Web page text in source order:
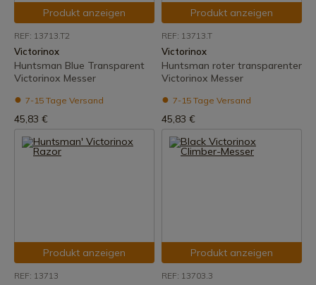
Produkt anzeigen
REF: 13713.T2
Victorinox
Huntsman Blue Transparent
Victorinox Messer
7-15 Tage Versand
45,83 €
Produkt anzeigen
REF: 13713.T
Victorinox
Huntsman roter transparenter
Victorinox Messer
7-15 Tage Versand
45,83 €
Produkt anzeigen
REF: 13713
Produkt anzeigen
REF: 13703.3